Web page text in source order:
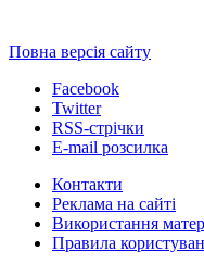
Повна версія сайту
Facebook
Twitter
RSS-стрічки
E-mail розсилка
Контакти
Реклама на сайті
Використання
Правила